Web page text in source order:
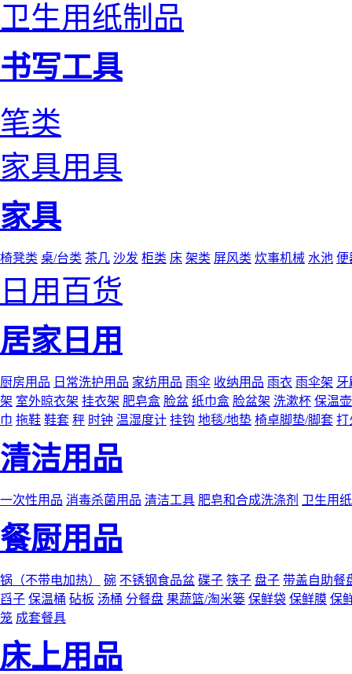
卫生用纸制品
书写工具
笔类
家具用具
家具
椅凳类 桌/台类 茶几 沙发 柜类 床 架类 屏风类 炊事机械 水池 便
日用百货
居家日用
厨房用品 日常洗护用品 家纺用品 雨伞 收纳用品 雨衣 雨伞架 牙
架 室外晾衣架 挂衣架 肥皂盒 脸盆 纸巾盒 脸盆架 洗漱杯 保温
巾 拖鞋 鞋套 秤 时钟 温湿度计 挂钩 地毯/地垫 椅卓脚垫/脚套 打
清洁用品
一次性用品 消毒杀菌用品 清洁工具 肥皂和合成洗涤剂 卫生用
餐厨用品
锅（不带电加热） 碗 不锈钢食品盆 碟子 筷子 盘子 带盖自助餐
舀子 保温桶 砧板 汤桶 分餐盘 果蔬篮/淘米篓 保鲜袋 保鲜膜 保
笼 成套餐具
床上用品